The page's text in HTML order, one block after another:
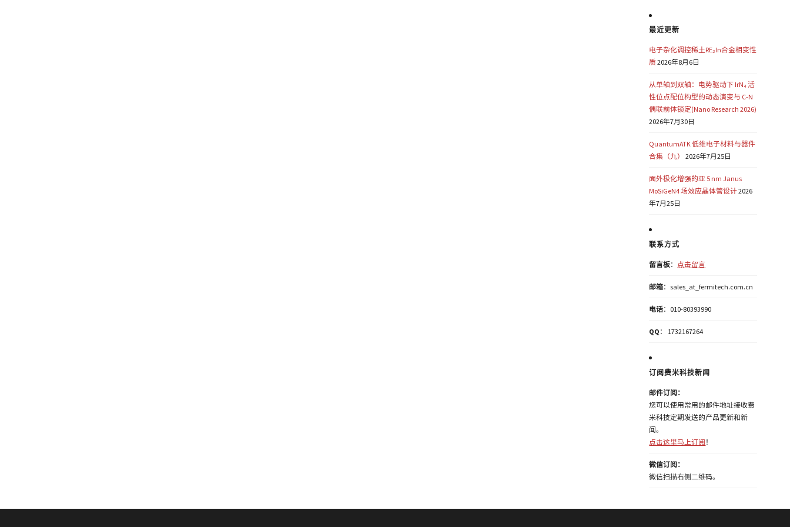
最近更新
电子杂化调控稀土RE₂In合金相变性
质2026年8月6日
从单轴到双轴：电势驱动下 IrN₄ 活
性位点配位构型的动态演变与 C-N
偶联前体锁定(Nano Research 2026)
2026年7月30日
QuantumATK 低维电子材料与器件
合集（九）
2026年7月25日
面外极化增强的亚 5 nm Janus
MoSiGeN4 场效应晶体管设计2026
年7月25日
联系方式
留言板： 点击留言
邮箱：sales_at_fermitech.com.cn
电话：010-80393990
QQ ： 1732167264
订阅费米科技新闻
邮件订阅：
您可以使用常用的邮件地址接收费
米科技定期发送的产品更新和新
闻。
点击这里马上订阅 ！
微信订阅：
微信扫描右侧二维码。